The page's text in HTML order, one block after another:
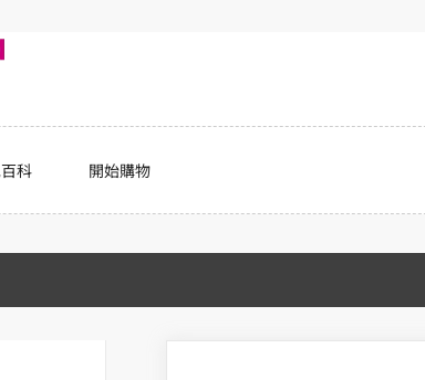
科 開始購物